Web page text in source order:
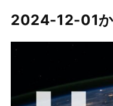
2024-12-01か